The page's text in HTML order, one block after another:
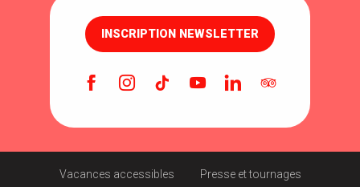
INSCRIPTION NEWSLETTER
Vacances accessibles Presse et tournages